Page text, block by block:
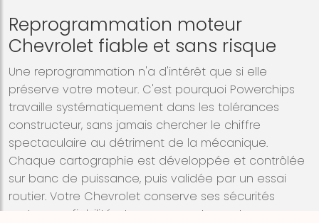
Reprogrammation moteur
Chevrolet fiable et sans risque
Une reprogrammation n'a d'intérêt que si elle
préserve votre moteur. C'est pourquoi Powerchips
travaille systématiquement dans les tolérances
constructeur, sans jamais chercher le chiffre
spectaculaire au détriment de la mécanique.
Chaque cartographie est développée et contrôlée
sur banc de puissance, puis validée par un essai
routier. Votre Chevrolet conserve ses sécurités
moteur, sa fiabilité et son comportement